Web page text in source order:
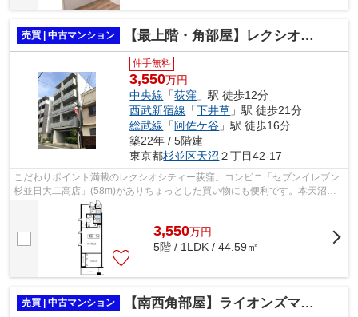
売買 | 中古マンション 【最上階・角部屋】レクシオシティー荻窪
仲手無料
3,550万円
中央線 「荻窪 」駅 徒歩12分
西武新宿線 「下井草 」駅 徒歩21分
総武線 「 阿佐ケ谷 」駅 徒歩16分
築22年 / 5階建
東京都杉並区天沼 ２丁目42-17
こだわりポイント満載のレクシオシティー荻窪。コンビニ「セブンイレブン
杉並日大二高店」(58m)がありちょっとした買い物にも便利です。本天沼南
公園まで183mです。こちらの物件には...
3,550万円
5階 / 1LDK / 44.59㎡
売買 | 中古マンション 【南西角部屋】ライオンズマンション西荻第2